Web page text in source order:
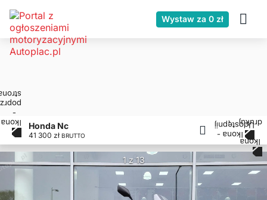
Wystaw za 0 zł
Honda Nc
41 300 zł BRUTTO
1 z 13